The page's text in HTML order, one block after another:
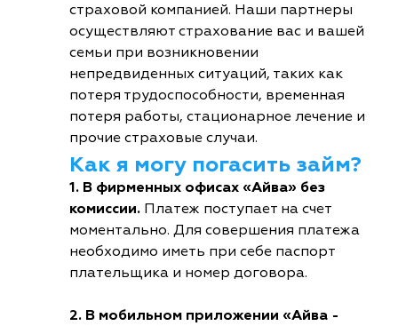
страховой компанией. Наши партнеры
осуществляют страхование вас и вашей
семьи при возникновении
непредвиденных ситуаций, таких как
потеря трудоспособности, временная
потеря работы, стационарное лечение и
прочие страховые случаи.
Как я могу погасить займ?
1. В фирменных офисах «Айва» без
комиссии. Платеж поступает на счет
моментально. Для совершения платежа
необходимо иметь при себе паспорт
плательщика и номер договора.
2. В мобильном приложении «Айва -